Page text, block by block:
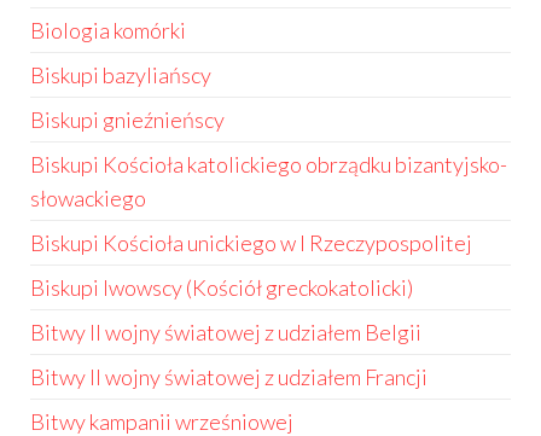
Biologia komórki
Biskupi bazyliańscy
Biskupi gnieźnieńscy
Biskupi Kościoła katolickiego obrządku bizantyjsko-
słowackiego
Biskupi Kościoła unickiego w I Rzeczypospolitej
Biskupi lwowscy (Kościół greckokatolicki)
Bitwy II wojny światowej z udziałem Belgii
Bitwy II wojny światowej z udziałem Francji
Bitwy kampanii wrześniowej